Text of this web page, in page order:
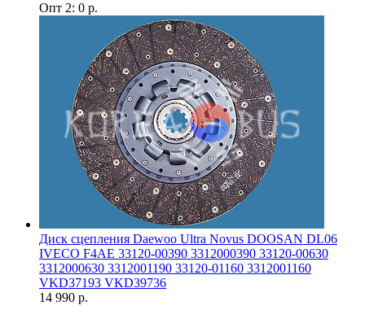
Опт 2: 0 р.
Диск сцепления Daewoo Ultra Novus DOOSAN DL06
IVECO F4AE 33120-00390 3312000390 33120-00630
3312000630 3312001190 33120-01160 3312001160
VKD37193 VKD39736
14 990 р.